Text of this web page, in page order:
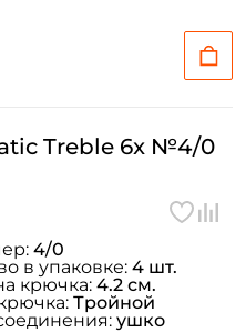
Treble 6x №4/0
4/0
в упаковке: 4 шт.
крючка: 4.2 см.
Тройной
ушко